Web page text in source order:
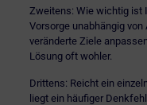
Zweitens: Wie wichtig ist
Vorsorge unabhängig
veränderte Ziele
Lösung oft wohler.
Drittens: Reicht ein
liegt ein häufiger